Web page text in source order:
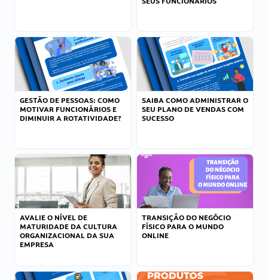
GESTÃO DE PESSOAS: COMO
MOTIVAR FUNCIONÁRIOS E
DIMINUIR A ROTATIVIDADE?
SAIBA COMO ADMINISTRAR O
SEU PLANO DE VENDAS COM
SUCESSO
AVALIE O NÍVEL DE
MATURIDADE DA CULTURA
ORGANIZACIONAL DA SUA
EMPRESA
TRANSIÇÃO DO NEGÓCIO
FÍSICO PARA O MUNDO
ONLINE